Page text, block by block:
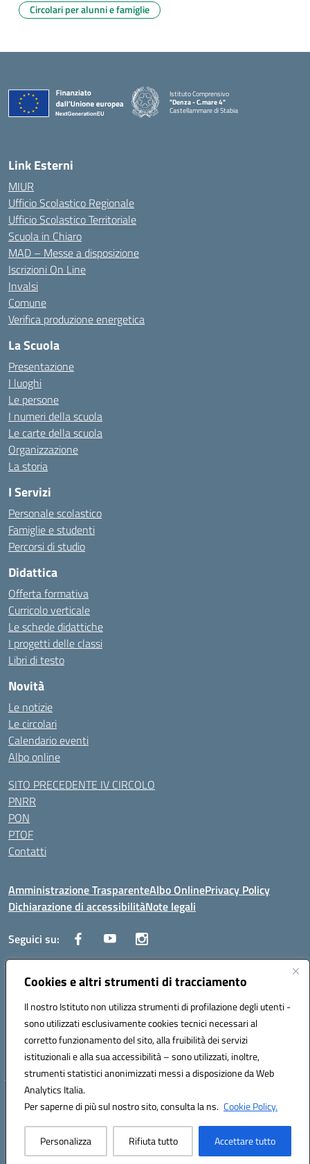
Cookies e altri strumenti di tracciamento
Il nostro Istituto non utilizza strumenti di profilazione degli utenti -
sono utilizzati esclusivamente cookies tecnici necessari al
corretto funzionamento del sito, alla fruibilità dei servizi
istituzionali e alla sua accessibilità – sono utilizzati, inoltre,
strumenti statistici anonimizzati messi a disposizione da Web
Analytics Italia.
Per saperne di più sul nostro sito, consulta la ns. Cookie Policy.
Personalizza Rifiuta tutto Accettare tutto
Circolari per alunni e famiglie
Istituto Comprensivo
"Denza - C.mare 4"
Castellammare di Stabia
Link Esterni
MIUR
Ufficio Scolastico Regionale
Ufficio Scolastico Territoriale
Scuola in Chiaro
MAD – Messe a disposizione
Iscrizioni On Line
Invalsi
Comune
Verifica produzione energetica
La Scuola
Presentazione
I luoghi
Le persone
I numeri della scuola
Le carte della scuola
Organizzazione
La storia
I Servizi
Personale scolastico
Famiglie e studenti
Percorsi di studio
Didattica
Offerta formativa
Curricolo verticale
Le schede didattiche
I progetti delle classi
Libri di testo
Novità
Le notizie
Le circolari
Calendario eventi
Albo online
SITO PRECEDENTE IV CIRCOLO
PNRR
PON
PTOF
Contatti
Amministrazione TrasparenteAlbo OnlinePrivacy Policy
Dichiarazione di accessibilitàNote legali
Seguici su:
Traversa Fondo d'Orto n.19B - Cap 80053 - Castellammare di Stabia
(NA) - Tel. 0818701043 - Mail: naic847006@istruzione.it - PEC:
Codice meccanografico: NAIC847006 - Codice iPA: istsc_naic847006 -
C.F. 82009060631 - Codice univoco fatturazione elettronica (CUF):
UFUAUC
Hosting & Powered by 3D Solution S.r.l.
Concept & Design by Designers Italia